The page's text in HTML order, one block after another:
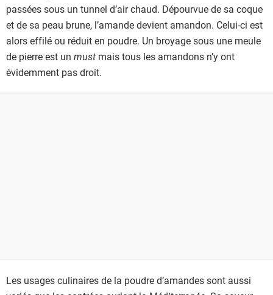
passées sous un tunnel d’air chaud. Dépourvue de sa coque
et de sa peau brune, l’amande devient amandon. Celui-ci est
alors effilé ou réduit en poudre. Un broyage sous une meule
de pierre est un must mais tous les amandons n’y ont
évidemment pas droit.
Les usages culinaires de la poudre d’amandes sont aussi